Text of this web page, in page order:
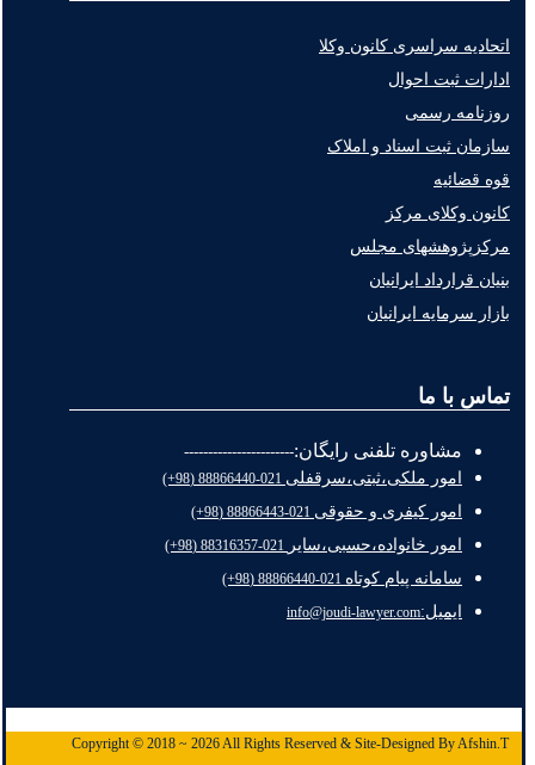
اتحادیه سراسری کانون وکلا
ادارات ثبت احوال
روزنامه رسمی
سازمان ثبت اسناد و املاک
قوه قضائیه
کانون وکلای مرکز
مرکزپژوهشهای مجلس
بنیان قرارداد ایرانیان
بازار سرمایه ایرانیان
تماس با ما
مشاوره تلفنی رایگان:-----------------------
امور ملکی،ثبتی،سرقفلی
امور کیفری و حقوقی
امور خانواده،حسبی،سایر
سامانه پیام کوتاه
ایمیل:info@joudi-lawyer.com
Copyright © 2018 ~ 2026 All Rights Reserved & Site-Designed By Afshin.T